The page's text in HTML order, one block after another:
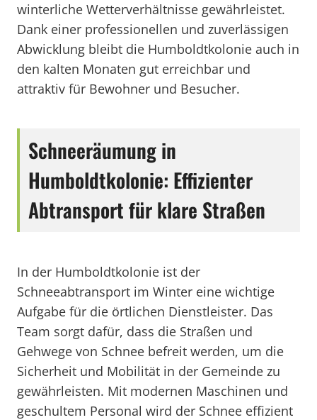
winterliche Wetterverhältnisse gewährleistet.
Dank einer professionellen und zuverlässigen
Abwicklung bleibt die Humboldtkolonie auch in
den kalten Monaten gut erreichbar und
attraktiv für Bewohner und Besucher.
Schneeräumung in
Humboldtkolonie: Effizienter
Abtransport für klare Straßen
In der Humboldtkolonie ist der
Schneeabtransport im Winter eine wichtige
Aufgabe für die örtlichen Dienstleister. Das
Team sorgt dafür, dass die Straßen und
Gehwege von Schnee befreit werden, um die
Sicherheit und Mobilität in der Gemeinde zu
gewährleisten. Mit modernen Maschinen und
geschultem Personal wird der Schnee effizient